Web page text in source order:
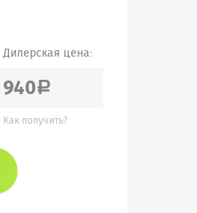
Дилерская цена:
940a
Как получить?